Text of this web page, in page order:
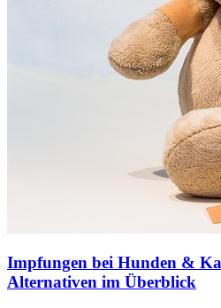
Impfungen bei Hunden &
Alternativen im Überblick